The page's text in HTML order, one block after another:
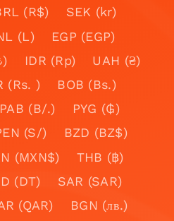
(R$)
SEK (kr)
(L)
EGP (EGP)
IDR (Rp)
UAH (₴)
(Rs. )
BOB (Bs.)
PAB (B/.)
PYG (₲)
(S/)
BZD (BZ$)
(MXN$)
THB (฿)
(DT)
SAR (SAR)
(QAR)
BGN (лв.)